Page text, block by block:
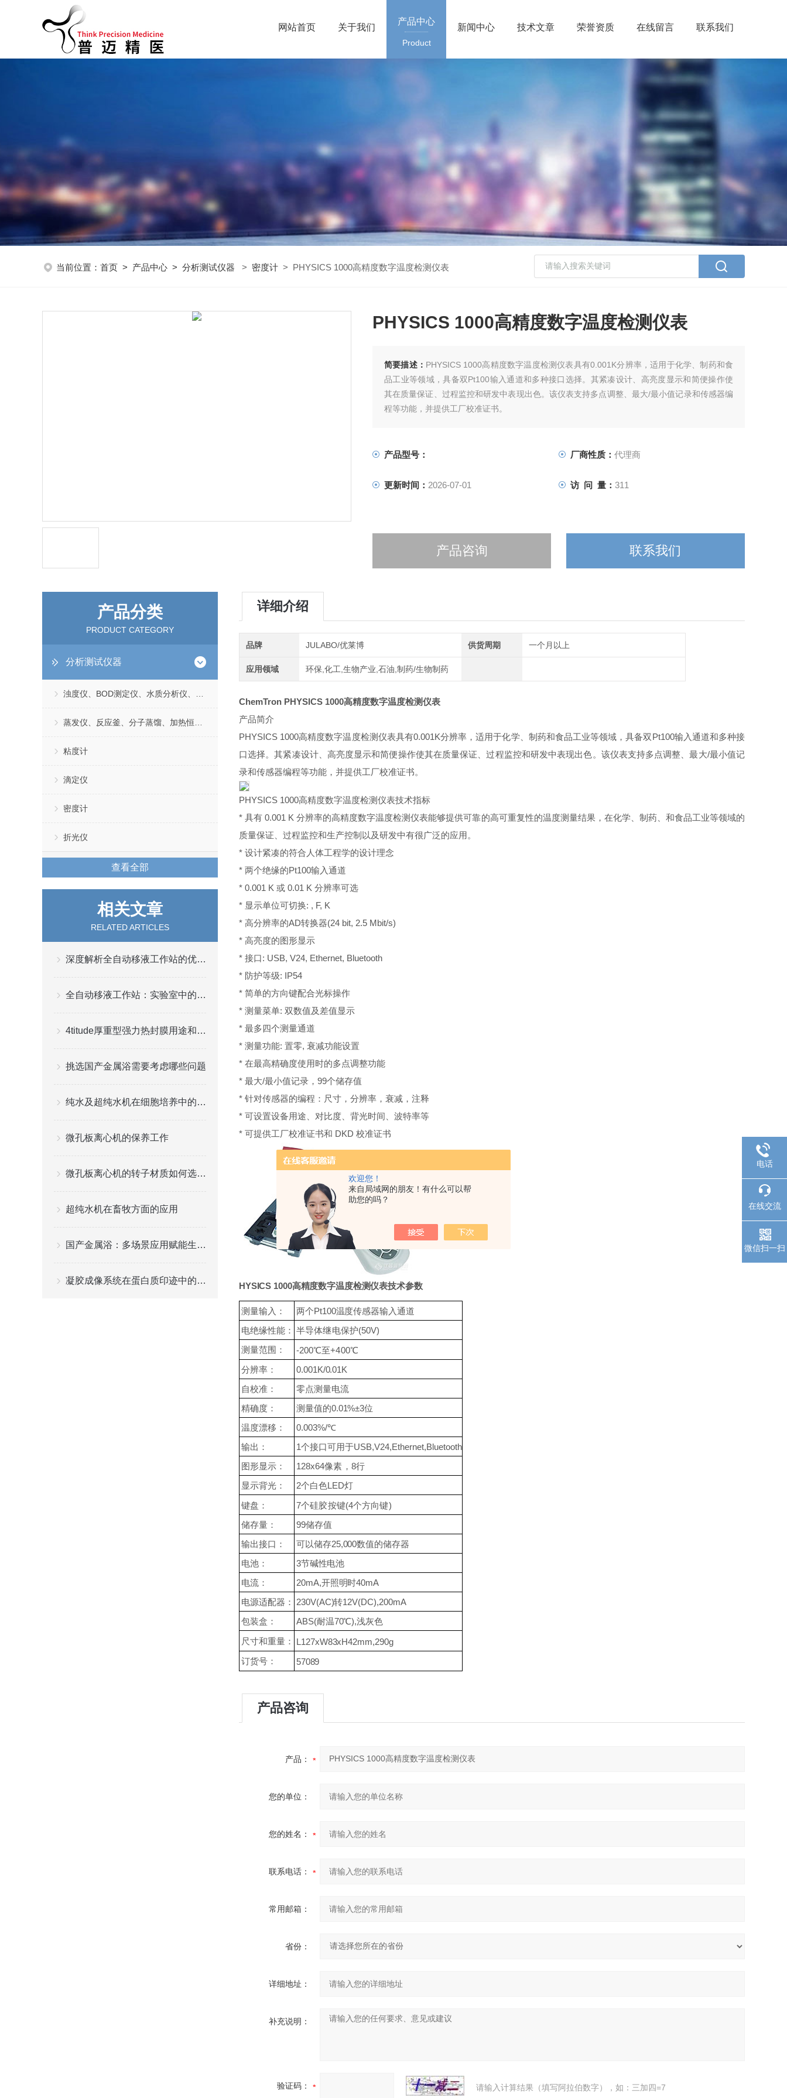
欢迎您！
来自局域网的朋友！有什么可以帮
助您的吗？
网站首页 关于我们
产品中心
Product
新闻中心 技术文章 荣誉资质 在线留言 联系我们
当前位置： 首页 > 产品中心 > 分析测试仪器 > 密度计 > PHYSICS 1000高精度数字温度检测仪表
PHYSICS 1000高精度数字温度检测仪表
简要描述： PHYSICS 1000高精度数字温度检测仪表具有0.001K分辨率，适用于化学、制药和食
品工业等领域，具备双Pt100输入通道和多种接口选择。其紧凑设计、高亮度显示和简便操作使
其在质量保证、过程监控和研发中表现出色。该仪表支持多点调整、最大/最小值记录和传感器编
程等功能，并提供工厂校准证书。
产品型号： 厂商性质： 代理商
更新时间： 2026-07-01 访 问 量： 311
产品咨询 联系我们
产品分类
PRODUCT CATEGORY
分析测试仪器
粘度计
滴定仪
密度计
折光仪
查看全部
相关文章
RELATED ARTICLES
深度解析全自动移液工作站的优势与局限性
全自动移液工作站：实验室中的高效液体处理解决方案
4titude厚重型强力热封膜用途和特征介绍
挑选国产金属浴需要考虑哪些问题
纯水及超纯水机在细胞培养中的应用
微孔板离心机的保养工作
微孔板离心机的转子材质如何选择？
超纯水机在畜牧方面的应用
国产金属浴：多场景应用赋能生命科学实验
凝胶成像系统在蛋白质印迹中的高效应用
详细介绍
品牌 JULABO/优莱博 供货周期 一个月以上
应用领域 环保,化工,生物产业,石油,制药/生物制药
ChemTron PHYSICS 1000高精度数字温度检测仪表
产品简介
PHYSICS 1000高精度数字温度检测仪表具有0.001K分辨率，适用于化学、制药和食品工业等领域，具备双 Pt100输入通道和多种接
口选择。其紧凑设计、高亮度显示和简便操作使其在质量保证、过程监控和研发中表现出色。该仪表支持多点调整、最大/最小值记
录和传感器编程等功能，并提供工厂校准证书。
PHYSICS 1000高精度数字温度检测仪表技术指标
*具有0.001 K分辨率的高精度数字温度检测仪表能够提供可靠的高可重复性的温度测量结果，在化学、制药、和食品工业等领域的
质量保证、过程监控和生产控制以及研发中有很广泛的应用。
* 设计紧凑的符合人体工程学的设计理念
* 两个绝缘的Pt100输入通道
* 0.001 K 或 0.01 K 分辨率可选
* 显示单位可切换: , F, K
* 高分辨率的AD转换器(24 bit, 2.5 Mbit/s)
* 高亮度的图形显示
* 接口: USB, V24, Ethernet, Bluetooth
* 防护等级: IP54
* 简单的方向键配合光标操作
* 测量菜单: 双数值及差值显示
* 最多四个测量通道
* 测量功能: 置零, 衰减功能设置
* 在最高精确度使用时的多点调整功能
* 最大/最小值记录， 99个储存值
* 针对传感器的编程：尺寸，分辨率，衰减，注释
* 可设置设备用途、对比度、背光时间、波特率等
* 可提供工厂校准证书和 DKD 校准证书
HYSICS 1000高精度数字温度检测仪表技术参数
测量输入：
两个Pt100温度传感器输入通道
电绝缘性能： 半导体继电保护(50V)
测量范围：
-200℃至+400℃
分辨率：
0.001K/0.01K
自校准：
零点测量电流
精确度：
测量值的0.01%±3位
温度漂移：
0.003%/℃
输出：
1个接口可用于USB,V24,Ethernet,Bluetooth
图形显示：
128x64像素，8行
显示背光：
2个白色LED灯
键盘：
7个硅胶按键(4个方向键)
储存量：
99储存值
输出接口：
可以储存25,000数值的储存器
电池：
3节碱性电池
电流：
20mA,开照明时40mA
电源适配器：
230V(AC)转12V(DC),200mA
包装盒：
ABS(耐温70℃),浅灰色
尺寸和重量：
L127xW83xH42mm,290g
订货号：
57089
产品咨询
产品：
您的单位：
您的姓名：
联系电话：
常用邮箱：
省份：
详细地址：
补充说明：
验证码： 请输入计算结果（填写阿拉伯数字），如：三加四=7
电话
在线交流
微信扫一扫